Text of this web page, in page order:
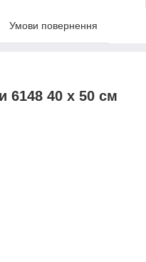
Умови повернення
6148 40 х 50 см